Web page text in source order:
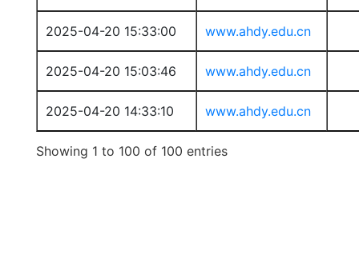
2025-04-20 15:33:00 www.ahdy.edu.cn
2025-04-20 15:03:46 www.ahdy.edu.cn
2025-04-20 14:33:10 www.ahdy.edu.cn
Showing 1 to 100 of 100 entries